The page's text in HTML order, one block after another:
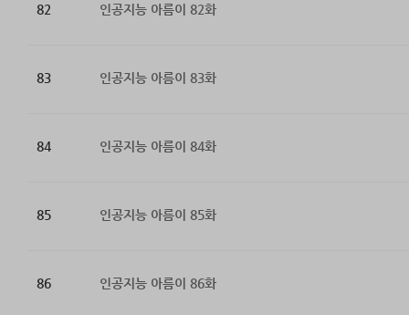
82 인공지능 아름이 82화
83 인공지능 아름이 83화
84 인공지능 아름이 84화
85 인공지능 아름이 85화
86 인공지능 아름이 86화